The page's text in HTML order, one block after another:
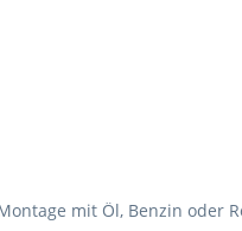
mit Öl, Benzin oder